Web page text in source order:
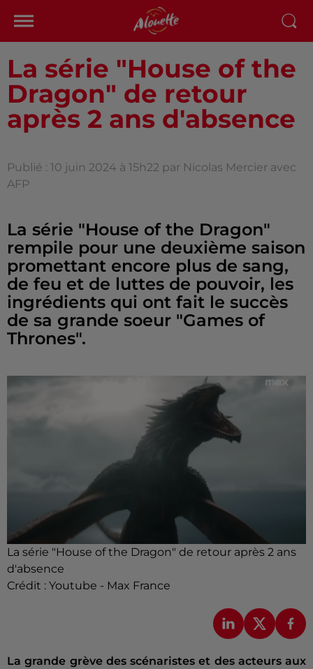
La série "House of the
Dragon" de retour
après 2 ans d'absence
Publié : 10 juin 2024 à 15h22 par Nicolas Mercier avec
AFP
La série "House of the Dragon"
rempile pour une deuxième saison
promettant encore plus de sang,
de feu et de luttes de pouvoir, les
ingrédients qui ont fait le succès
de sa grande soeur "Games of
Thrones".
La série "House of the Dragon" de retour après 2 ans
d'absence
Crédit : Youtube - Max France
La grande grève des scénaristes et des acteurs aux